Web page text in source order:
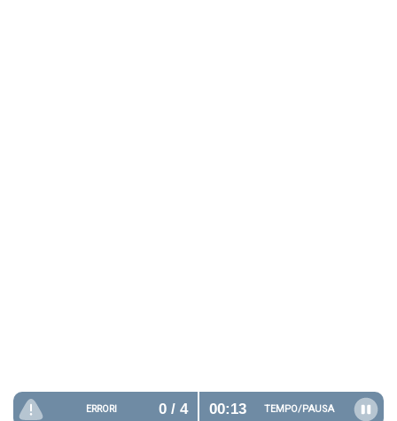
ERRORI 0/ 4 00:13 TEMPO/PAUSA